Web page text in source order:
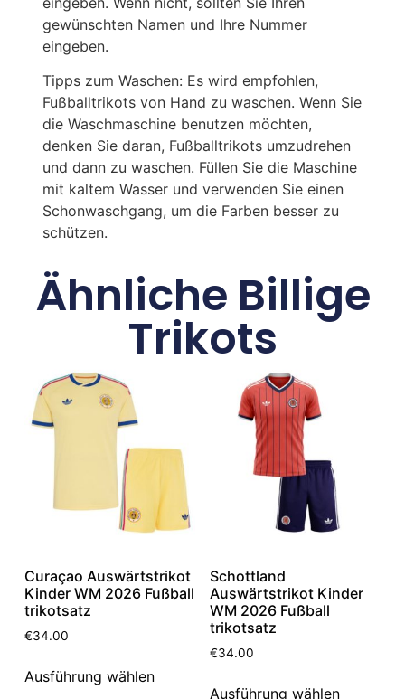
gewünschten Namen und Ihre Nummer
eingeben.
Tipps zum Waschen: Es wird empfohlen,
Fußballtrikots von Hand zu waschen. Wenn Sie
die Waschmaschine benutzen möchten,
denken Sie daran, Fußballtrikots umzudrehen
und dann zu waschen. Füllen Sie die Maschine
mit kaltem Wasser und verwenden Sie einen
Schonwaschgang, um die Farben besser zu
schützen.
Ähnliche Billige
Trikots
Curaçao Auswärtstrikot
Kinder WM 2026 Fußball
trikotsatz
€34.00
Ausführung wählen
Schottland
Auswärtstrikot Kinder
WM 2026 Fußball
trikotsatz
€34.00
Ausführung wählen